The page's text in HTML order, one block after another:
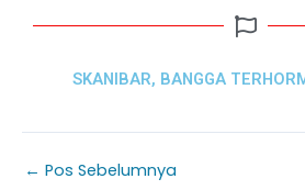
SKANIBAR, BANGGA
← Pos Sebelumnya